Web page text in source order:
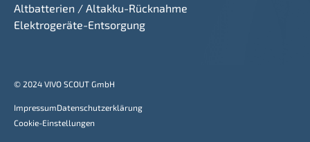
Altbatterien / Altakku-Rücknahme
Elektrogeräte-Entsorgung
© 2024 VIVO SCOUT GmbH
ImpressumDatenschutzerklärung
Cookie-Einstellungen